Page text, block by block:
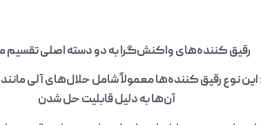
رقیق کننده‌های واکنش‌گرا به دو دسته اصلی تقسیم
نوع رقیق کننده‌ها معمولاً شامل حلال‌های آلی مانند
آن‌ها به دلیل قابلیت حل شدن